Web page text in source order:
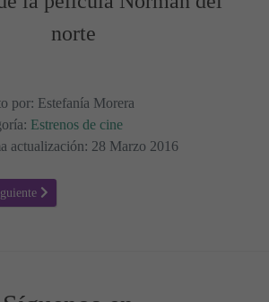
norte
por: Estefanía Morera
Estrenos de cine
actualización: 28 Marzo 2016
3 Generaciones - Sinopsis y Trailer - Estrenos
siguiente: Mi Gran Boda Griega 2 - Sinopsis